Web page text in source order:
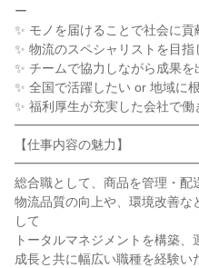
ー
✨ モノを届けることで社会に貢
✨ 物流のスペシャリストを目指
✨ チームで協力しながら成果を
✨ 全国で活躍したい or 地域に
✨ 福利厚生が充実した会社で働
【仕事内容の魅力】
総合職として、商品を管理・配
物流品質の向上や、環境改善
して
トータルマネジメントを構築、
成長と共に幅広い職種を経験